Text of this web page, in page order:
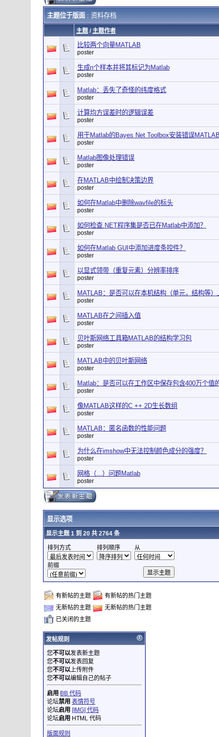
主题位于版面: 资料存档
主题/ 主题作者
比较两个向量MATLAB
poster
生成n个样本并将其标记为Matlab
poster
Matlab：丢失了奇怪的纬度格式
poster
计算均方误差时的逻辑误差
poster
用于Matlab的Bayes Net Toolbox安装错误
poster
Matlab图像处理错误
poster
在MATLAB中绘制决策边界
poster
如何在Matlab中删除wavfile的标头
poster
如何检查.NET程序集是否已在Matlab中添加？
poster
如何在Matlab GUI中添加进度条控件？
poster
以显式领带（重复元素）分辨率排序
poster
MATLAB：是否可以在本机结构（单元，结构等
poster
MATLAB在之间插入值
poster
贝叶斯网络工具箱MATLAB的结构学习包
poster
MATLAB中的贝叶斯网络
poster
Matlab：是否可以在工作区中保存包含400万个值
poster
像MATLAB这样的C ++ 2D生长数组
poster
MATLAB：匿名函数的性能问题
poster
为什么在imshow中无法控制颜色成分的强度？
poster
网格（...）问题Matlab
poster
显示选项
显示主题 1 到 20 共 2764 条
排列方式 排列顺序 从
前缀
有新帖的主题
有新帖的热门主题
无新帖的主题
无新帖的热门主题
已关闭的主题
发帖规则
您不可以发表新主题
您不可以发表回复
您不可以上传附件
您不可以编辑自己的帖子
启用 BB 代码
论坛禁用 表情符号
论坛启用 [IMG] 代码
论坛启用 HTML 代码
版面规则